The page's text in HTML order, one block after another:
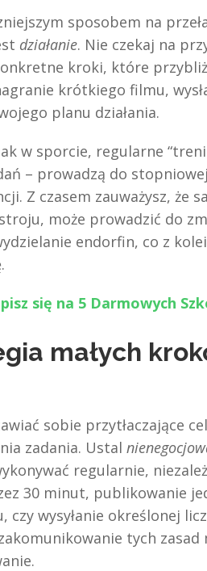
sposobem na
działanie. Nie czekaj na
kroki, które
krótkiego filmu,
planu działania.
w sporcie, regularne
– prowadzą do
Z czasem zauważysz, że
może prowadzić do
endorfin, co z
się na 5 Darmowych
małych
sobie przytłaczające
zadania. Ustal
regularnie,
30 minut, publikowanie
czy wysyłanie określonej
tych